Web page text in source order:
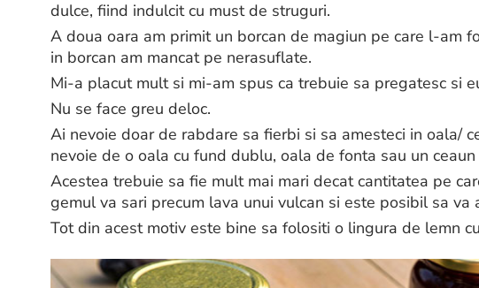
dulce, fiind indulcit cu must de struguri.
A doua oara am primit un borcan de magiun pe care l-am
in borcan am mancat pe nerasuflate.
Mi-a placut mult si mi-am spus ca trebuie sa pregatesc si
Nu se face greu deloc.
Ai nevoie doar de rabdare sa fierbi si sa amesteci in oala/
nevoie de o oala cu fund dublu, oala de fonta sau un
Acestea trebuie sa fie mult mai mari decat cantitatea pe
gemul va sari precum lava unui vulcan si este posibil sa va
Tot din acest motiv este bine sa folositi o lingura de lemn